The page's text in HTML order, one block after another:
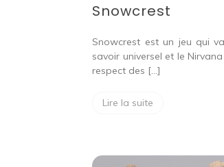
Snowcrest
Snowcrest est un jeu qui
savoir universel et le
respect des […]
Lire la suite